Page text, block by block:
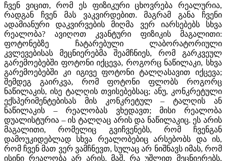
ჩვენ ვიცით, რომ ეს ფიზიკური ცხოვრება რეალურია,
რადგან ჩვენ მას ვაკვირდებით. მაგრამ განა ჩვენი
ადამიანური დაკვირვების მიღმა ვერ იარსებებს სხვა
რეალობა? ავიღოთ კვანტური ფიზიკის მაგალითი:
ფოტონებზე ჩატარებული ლაბორატორიული
კვლევებისას მეცნიერებმა შეამჩნიეს, რომ გარკვეულ
გარემოებებში ფოტონი იქცევა, როგორც ნაწილაკი, სხვა
გარემოებებში კი იგივე ფოტონი ტალღასავით იქცევა;
შემდეგ გაირკვა, რომ ფოტონი ფლობს როგორც
ნაწილაკის, ისე ტალღის თვისებებსაც; ანუ, კონკრეტული
ექსპერიმენტებისას მის კონკრეტულ – ტალღის ან
ნაწილაკის – რეალობას ვხედავთ; მისი რეალობა
დუალისტურია – ის ტალღაც არის და ნაწილაკიც. ეს არის
მაგალითი, რომელიც გვიჩვენებს, რომ ჩვენგან
დამოუკიდებლად სხვა რეალობებიც არსებობს და ის,
რომ ჩვენ მათ ვერ ვამჩნევთ, სულაც არ ნიშნავს იმას, რომ
ისინი რეალობა არ არის. მაშ, რა უშლით მეცნიერებს,